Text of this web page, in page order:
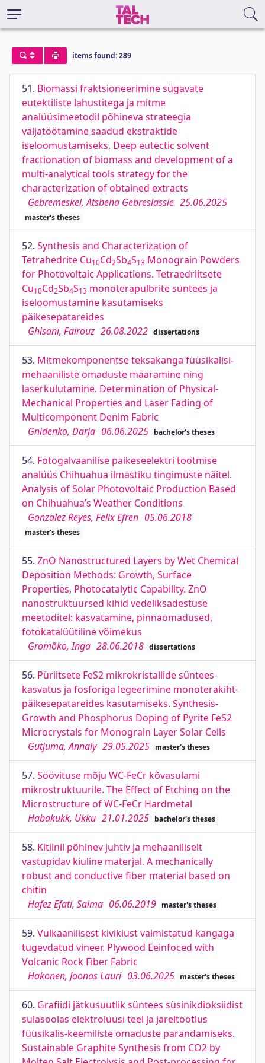
items found: 289
51. Biomassi fraktsioneerimine sügavate
eutektiliste lahustitega ja mitme
analüüsimeetodil põhineva strateegia
väljatöötamine saadud ekstraktide
iseloomustamiseks. Deep eutectic solvent
fractionation of biomass and development of a
multi-analytical tools strategy for the
characterization of obtained extracts
Gebremeskel, Atsbeha Gebreslassie 25.06.2025
master's theses
52. Synthesis and Characterization of
Tetrahedrite Cu10Cd2Sb4S13 Monograin Powders
for Photovoltaic Applications. Tetraedriitsete
Cu10Cd2Sb4S13 monoterapulbrite süntees ja
iseloomustamine kasutamiseks
päikesepatareides
Ghisani, Fairouz 26.08.2022 dissertations
53. Mitmekomponentse teksakanga füüsikalisi-
mehaaniliste omaduste määramine ning
laserkulutamine. Determination of Physical-
Mechanical Properties and Laser Fading of
Multicomponent Denim Fabric
Gnidenko, Darja 06.06.2025 bachelor's theses
54. Fotogalvaanilise päikeseelektri tootmise
analüüs Chihuahua ilmastiku tingimuste näitel.
Analysis of Solar Photovoltaic Production Based
on Chihuahua’s Weather Conditions
Gonzalez Reyes, Felix Efren 05.06.2018
master's theses
55. ZnO Nanostructured Layers by Wet Chemical
Deposition Methods: Growth, Surface
Properties, Photocatalytic Capability. ZnO
nanostruktuursed kihid vedeliksadestuse
meetoditel: kasvatamine, pinnaomadused,
fotokatalüütiline võimekus
Gromõko, Inga 28.06.2018 dissertations
56. Püriitsete FeS2 mikrokristallide süntees-
kasvatus ja fosforiga legeerimine monoterakiht-
päikesepatareides kasutamiseks. Synthesis-
Growth and Phosphorus Doping of Pyrite FeS2
Microcrystals for Monograin Layer Solar Cells
Gutjuma, Annaly 29.05.2025 master's theses
57. Söövituse mõju WC-FeCr kõvasulami
mikrostruktuurile. The Effect of Etching on the
Microstructure of WC-FeCr Hardmetal
Habakukk, Ukku 21.01.2025 bachelor's theses
58. Kitiinil põhinev juhtiv ja mehaaniliselt
vastupidav kiuline materjal. A mechanically
robust and conductive fiber material based on
chitin
Hafez Efati, Salma 06.06.2019 master's theses
59. Vulkaanilisest kivikiust valmistatud kangaga
tugevdatud vineer. Plywood Eeinfoced with
Volcanic Rock Fiber Fabric
Hakonen, Joonas Lauri 03.06.2025 master's theses
60. Grafiidi jätkusuutlik süntees süsinikdioksiidist
sulasoolas elektrolüüsi teel ja järeltöötlus
füüsikalis-keemiliste omaduste parandamiseks.
Sustainable Graphite Synthesis from CO2 by